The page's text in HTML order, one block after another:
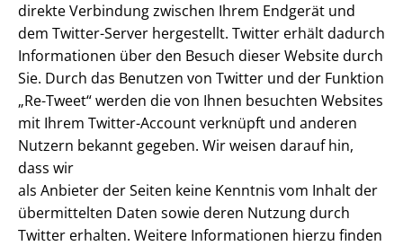
direkte Verbindung zwischen Ihrem Endgerät und
dem Twitter-Server hergestellt. Twitter erhält dadurch
Informationen über den Besuch dieser Website durch
Sie. Durch das Benutzen von Twitter und der Funktion
„Re-Tweet“ werden die von Ihnen besuchten Websites
mit Ihrem Twitter-Account verknüpft und anderen
Nutzern bekannt gegeben. Wir weisen darauf hin,
dass wir
als Anbieter der Seiten keine Kenntnis vom Inhalt der
übermittelten Daten sowie deren Nutzung durch
Twitter erhalten. Weitere Informationen hierzu finden